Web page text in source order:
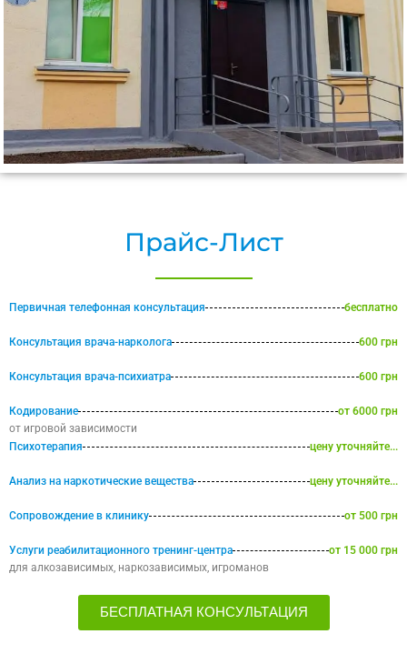
Прайс-Лист
Первичная телефонная консультация бесплатно
Консультация врача-нарколога 600 грн
Консультация врача-психиатра 600 грн
Кодирование
от 6000 грн
от игровой зависимости
Психотерапия
цену уточняйте...
Анализ на наркотические вещества цену уточняйте...
Сопровождение в клинику от 500 грн
Услуги реабилитационного тренинг-центра
от 15 000 грн
для алкозависимых, наркозависимых, игроманов
БЕСПЛАТНАЯ КОНСУЛЬТАЦИЯ